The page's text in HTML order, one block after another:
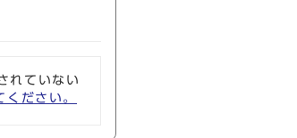
れていない
ださい。